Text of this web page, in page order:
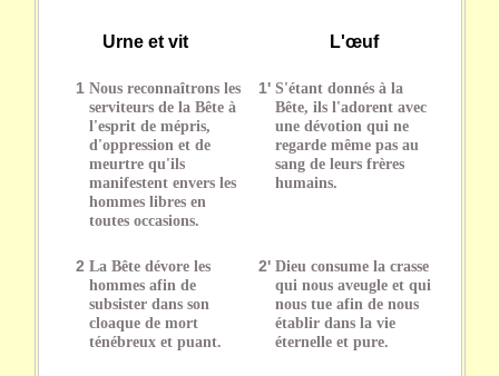
Urne et vit L'œuf
1 Nous reconnaîtrons les
serviteurs de la Bête à
l'esprit de mépris,
d'oppression et de
meurtre qu'ils
manifestent envers les
hommes libres en
toutes occasions.
1' S'étant donnés à la
Bête, ils l'adorent avec
une dévotion qui ne
regarde même pas au
sang de leurs frères
humains.
2 La Bête dévore les
hommes afin de
subsister dans son
cloaque de mort
ténébreux et puant.
2' Dieu consume la crasse
qui nous aveugle et qui
nous tue afin de nous
établir dans la vie
éternelle et pure.